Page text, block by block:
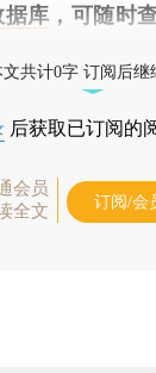
据库 ，可随时
文共计0字 订阅后继
后获取已订阅的
会员
全文
订阅/会